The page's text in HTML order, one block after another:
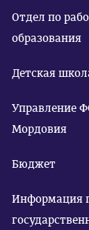
Отдел по
образования
Детская
Управление
Мордовия
Бюджет
Информация